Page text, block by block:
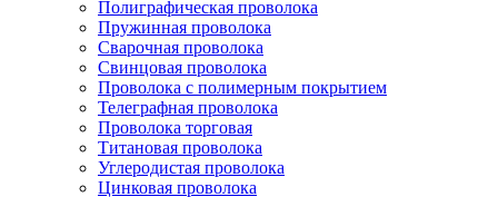
Полиграфическая проволока
Пружинная проволока
Сварочная проволока
Свинцовая проволока
Проволока с полимерным покрытием
Телеграфная проволока
Проволока торговая
Титановая проволока
Углеродистая проволока
Цинковая проволока